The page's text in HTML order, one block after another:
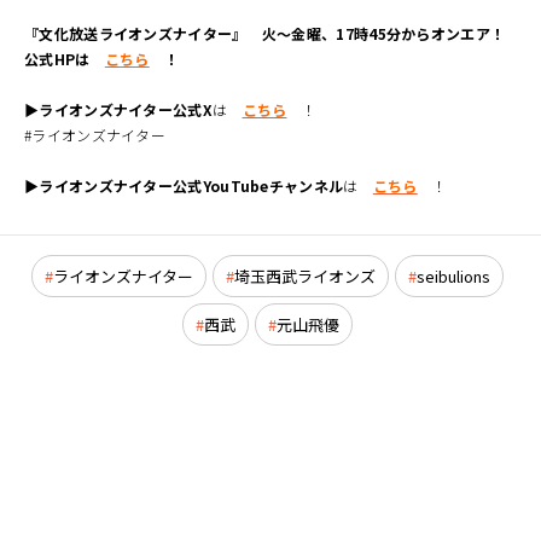
『文化放送ライオンズナイター』 火～金曜、17時45分からオンエア！
公式HPは
こちら ！
▶ライオンズナイター公式Xは こちら ！
#ライオンズナイター
▶ライオンズナイター公式YouTubeチャンネルは こちら ！
ライオンズナイター 埼玉西武ライオンズ seibulions
西武 元山飛優